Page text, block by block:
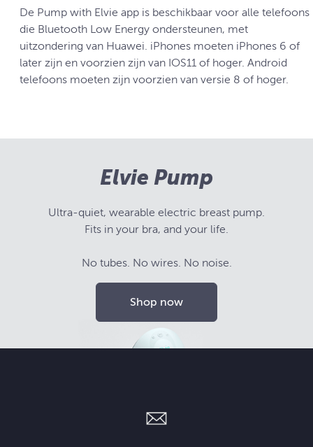
De Pump with Elvie app is beschikbaar voor alle telefoons
die Bluetooth Low Energy ondersteunen, met
uitzondering van Huawei. iPhones moeten iPhones 6 of
later zijn en voorzien zijn van IOS11 of hoger. Android
telefoons moeten zijn voorzien van versie 8 of hoger.
Elvie Pump
Ultra-quiet, wearable electric breast pump.
Fits in your bra, and your life.
No tubes. No wires. No noise.
Shop now